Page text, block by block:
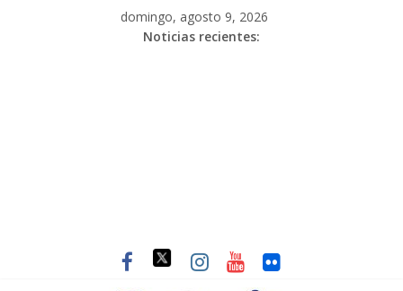
domingo, agosto 9, 2026
Noticias recientes: